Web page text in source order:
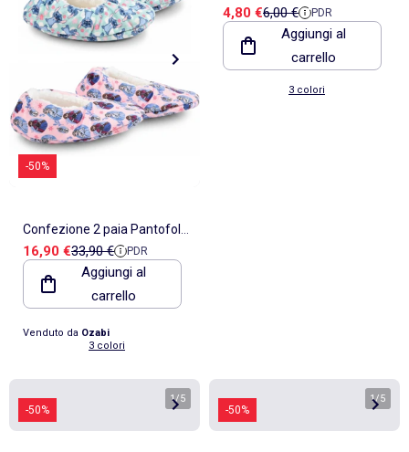
-50%
Confezione 2 paia Pantofole
Bambina Disney Antiscivolo
Imbottite
Prezzo di vendita
16,90 €Prezzo di riferimento
33,90 € PDR
Aggiungi al
carrello
Venduto da Ozabi
3 colori
Prezzo di vendita
4,80 €Prezzo di riferimento
6,00 € PDR
Aggiungi al
carrello
3 colori
-50%
1/5
-50%
1/5